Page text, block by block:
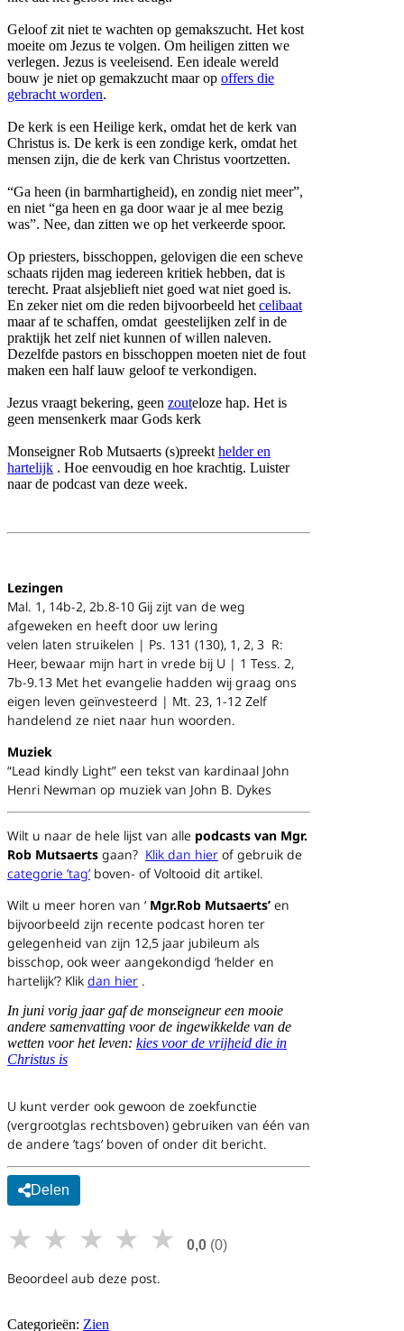
Geloof zit niet te wachten op gemakszucht. Het kost
moeite om Jezus te volgen. Om heiligen zitten we
verlegen. Jezus is veeleisend. Een ideale wereld
bouw je niet op gemakzucht maar op offers die
gebracht worden.
De kerk is een Heilige kerk, omdat het de kerk van
Christus is. De kerk is een zondige kerk, omdat het
mensen zijn, die de kerk van Christus voortzetten.
“Ga heen (in barmhartigheid), en zondig niet meer”,
en niet “ga heen en ga door waar je al mee bezig
was”. Nee, dan zitten we op het verkeerde spoor.
Op priesters, bisschoppen, gelovigen die een scheve
schaats rijden mag iedereen kritiek hebben, dat is
terecht. Praat alsjeblieft niet goed wat niet goed is.
En zeker niet om die reden bijvoorbeeld het celibaat
maar af te schaffen, omdat geestelijken zelf in de
praktijk het zelf niet kunnen of willen naleven.
Dezelfde pastors en bisschoppen moeten niet de fout
maken een half lauw geloof te verkondigen.
Jezus vraagt ​​bekering, geen zouteloze hap. Het is
geen mensenkerk maar Gods kerk
Monseigner Rob Mutsaerts (s)preekt helder en
hartelijk . Hoe eenvoudig en hoe krachtig. Luister
naar de podcast van deze week.
Lezingen
Mal. 1, 14b-2, 2b.8-10 Gij zijt van de weg
afgeweken en heeft door uw lering
velen laten struikelen | Ps. 131 (130), 1, 2, 3 R:
Heer, bewaar mijn hart in vrede bij U | 1 Tess. 2,
7b-9.13 Met het evangelie hadden wij graag ons
eigen leven geïnvesteerd | Mt. 23, 1-12 Zelf
handelend ze niet naar hun woorden.
Muziek
“Lead kindly Light” een tekst van kardinaal John
Henri Newman op muziek van John B. Dykes
Wilt u naar de hele lijst van alle podcasts van Mgr.
Rob Mutsaerts gaan? Klik dan hier of gebruik de
categorie ’tag’ boven- of Voltooid dit artikel.
Wilt u meer horen van ‘ Mgr.Rob Mutsaerts’ en
bijvoorbeeld zijn recente podcast horen ter
gelegenheid van zijn 12,5 jaar jubileum als
bisschop, ook weer aangekondigd ‘helder en
hartelijk’? Klik dan hier .
In juni vorig jaar gaf de monseigneur een mooie
andere samenvatting voor de ingewikkelde van de
wetten voor het leven: kies voor de vrijheid die in
Christus is
U kunt verder ook gewoon de zoekfunctie
(vergrootglas rechtsboven) gebruiken van één van
de andere ’tags’ boven of onder dit bericht.
Delen
★ ★ ★ ★ ★ 0,0 (0)
Beoordeel aub deze post.
Categorieën: Zien